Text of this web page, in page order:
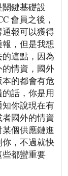
鍵基礎設
會員之後，
報可以獲得
，但是我想
這點，因為
情資，國外
的都會有危
話，你是用
你說現在有
國外的情資
個供應鏈進
，不過就快
都蠻重要